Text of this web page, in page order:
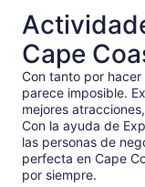
Cape
Con tanto por
parece imposible.
mejores
Con la ayuda de
las personas de
perfecta en Cape
por siempre.